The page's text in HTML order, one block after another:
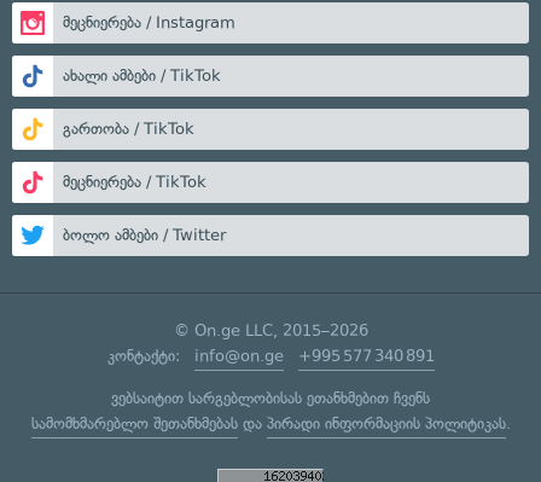
მეცნიერება / Instagram
ახალი ამბები / TikTok
გართობა / TikTok
მეცნიერება / TikTok
ბოლო ამბები / Twitter
© On.ge LLC, 2015–2026
კონტაქტი: info@on.ge +995 577 340 891
ვებსაიტით სარგებლობისას ეთანხმებით ჩვენს
სამომხმარებლო შეთანხმებასდა პირადი ინფორმაციის პოლიტიკას.